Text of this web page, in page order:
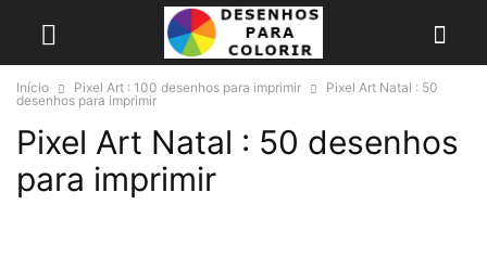
Início Pixel Art : 100 desenhos para imprimir
Pixel Art Natal : 50
desenhos para imprimir
Pixel Art Natal : 50 desenhos
para imprimir